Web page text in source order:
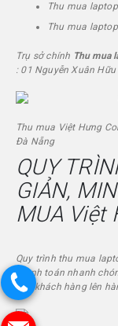
Thu mua
Thu mua
Trụ sở chính Thu mua
: 01 Nguyễn Xuân
Thu mua Việt Hưng
Đà Nẵng
QUY
GIẢN,
MUA Việt
Quy trình thu mua
thanh toán nhanh
quý khách hàng lên